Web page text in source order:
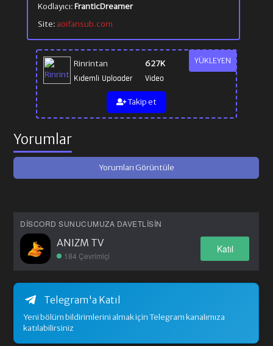
YÜKLEYEN
Rinrintan
Kıdemli Uploader
627K
Video
Takip et
Kodlayıcı:FranticDreamer
Site: aoifansub.com
Yorumlar
Yorumları Görüntüle
DISCORD SUNUCUMUZA DAVETLISIN
ANIZM TV
184 Çevrimiçi
Katıl
Telegram'a Katıl
Yeni bölüm bildirimlerini almak için Telegram kanalımıza
katılabilirsiniz